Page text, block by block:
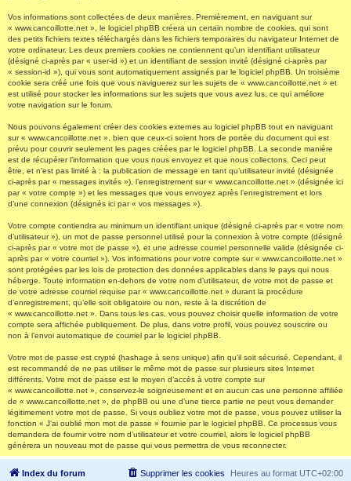
Vos informations sont collectées de deux manières. Premièrement, en naviguant sur
« www.cancoillotte.net », le logiciel phpBB créera un certain nombre de cookies, qui sont
des petits fichiers textes téléchargés dans les fichiers temporaires du navigateur Internet de
votre ordinateur. Les deux premiers cookies ne contiennent qu’un identifiant utilisateur
(désigné ci-après par « user-id ») et un identifiant de session invité (désigné ci-après par
« session-id »), qui vous sont automatiquement assignés par le logiciel phpBB. Un troisième
cookie sera créé une fois que vous naviguerez sur les sujets de « www.cancoillotte.net » et
est utilisé pour stocker les informations sur les sujets que vous avez lus, ce qui améliore
votre navigation sur le forum.
Nous pouvons également créer des cookies externes au logiciel phpBB tout en naviguant
sur « www.cancoillotte.net », bien que ceux-ci soient hors de portée du document qui est
prévu pour couvrir seulement les pages créées par le logiciel phpBB. La seconde manière
est de récupérer l’information que vous nous envoyez et que nous collectons. Ceci peut
être, et n’est pas limité à : la publication de message en tant qu’utilisateur invité (désignée
ci-après par « messages invités »), l’enregistrement sur « www.cancoillotte.net » (désignée ici
par « votre compte ») et les messages que vous envoyez après l’enregistrement et lors
d’une connexion (désignés ici par « vos messages »).
Votre compte contiendra au minimum un identifiant unique (désigné ci-après par « votre nom
d’utilisateur »), un mot de passe personnel utilisé pour la connexion à votre compte (désigné
ci-après par « votre mot de passe »), et une adresse courriel personnelle valide (désignée ci-
après par « votre courriel »). Vos informations pour votre compte sur « www.cancoillotte.net »
sont protégées par les lois de protection des données applicables dans le pays qui nous
héberge. Toute information en-dehors de votre nom d’utilisateur, de votre mot de passe et
de votre adresse courriel requise par « www.cancoillotte.net » durant la procédure
d’enregistrement, qu’elle soit obligatoire ou non, reste à la discrétion de
« www.cancoillotte.net ». Dans tous les cas, vous pouvez choisir quelle information de votre
compte sera affichée publiquement. De plus, dans votre profil, vous pouvez souscrire ou
non à l’envoi automatique de courriel par le logiciel phpBB.
Votre mot de passe est crypté (hashage à sens unique) afin qu’il soit sécurisé. Cependant, il
est recommandé de ne pas utiliser le même mot de passe sur plusieurs sites Internet
différents. Votre mot de passe est le moyen d’accès à votre compte sur
« www.cancoillotte.net », conservez-le soigneusement et en aucun cas une personne affiliée
de « www.cancoillotte.net », de phpBB ou une d’une tierce partie ne peut vous demander
légitimement votre mot de passe. Si vous oubliez votre mot de passe, vous pouvez utiliser la
fonction « J’ai oublié mon mot de passe » fournie par le logiciel phpBB. Ce processus vous
demandera de fournir votre nom d’utilisateur et votre courriel, alors le logiciel phpBB
générera un nouveau mot de passe qui vous permettra de vous reconnecter.
Index du forum Heures au format UTC+02:00
Supprimer les cookies